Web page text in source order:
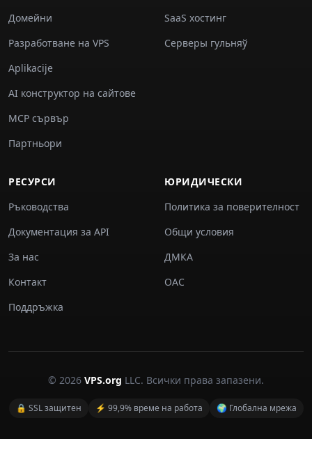
Домейни
Разработване на VPS
Aplikacije
AI конструктор на сайтове
MCP сървър
Партньори
SaaS хостинг
Серверы гульняў
РЕСУРСИ
Ръководства
Документация за API
За нас
Контакт
Поддръжка
ЮРИДИЧЕСКИ
Политика за поверителност
Общи условия
ДМКА
ОАС
© 2026 VPS.org LLC. Всички права запазени.
🔒 SSL защитен ⚡ 99,9% време на работа 🌍 Глобална мрежа